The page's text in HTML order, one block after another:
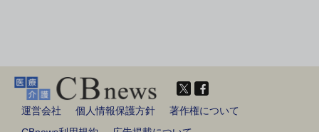
運営会社 個人情報保護方針
著作権について